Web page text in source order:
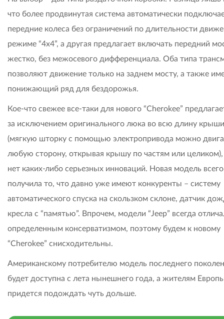
что более продвинутая система автоматически
передние колеса без ограничений по длительности
режиме “4x4”, а другая предлагает включать передний
жестко, без межосевого дифференциала. Оба типа
позволяют движение только на заднем мосту, а также
понижающий ряд для бездорожья.
Кое-что свежее все-таки для нового “Cherokee”
за исключением оригинального люка во всю длину крыши
(мягкую шторку с помощью электропривода можно
любую сторону, открывая крышу по частям или целиком),
нет каких-либо серьезных инноваций. Новая модель
получила то, что давно уже имеют конкуренты – систему
автоматического спуска на скользком склоне, датчик
кресла с “памятью”. Впрочем, модели “Jeep” всегда
определенным консерватизмом, поэтому будем к новому
“Сherokee” снисходительны.
Американскому потребителю модель последнего
будет доступна с лета нынешнего года, а жителям
придется подождать чуть дольше.